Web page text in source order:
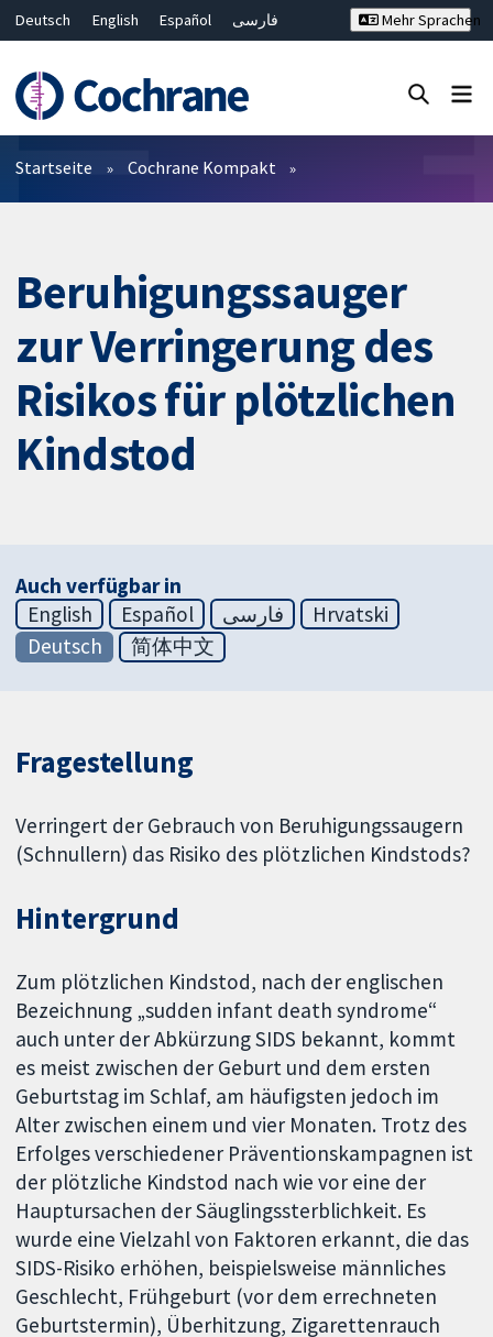
Deutsch English Español
فارسی
Bahasa Malaysia
ไทย
繁體中文
简体中文
Mehr Sprachen
Filter
Startseite Cochrane Kompakt
Beruhigungssauger
zur Verringerung des
Risikos für plötzlichen
Kindstod
Auch verfügbar in
English
Español فارسی
Hrvatski
Deutsch
简体中文
Fragestellung
Verringert der Gebrauch von Beruhigungssaugern
(Schnullern) das Risiko des plötzlichen Kindstods?
Hintergrund
Zum plötzlichen Kindstod, nach der englischen
Bezeichnung „sudden infant death syndrome“
auch unter der Abkürzung SIDS bekannt, kommt
es meist zwischen der Geburt und dem ersten
Geburtstag im Schlaf, am häufigsten jedoch im
Alter zwischen einem und vier Monaten. Trotz des
Erfolges verschiedener Präventionskampagnen ist
der plötzliche Kindstod nach wie vor eine der
Hauptursachen der Säuglingssterblichkeit. Es
wurde eine Vielzahl von Faktoren erkannt, die das
SIDS-Risiko erhöhen, beispielsweise männliches
Geschlecht, Frühgeburt (vor dem errechneten
Geburtstermin), Überhitzung, Zigarettenrauch